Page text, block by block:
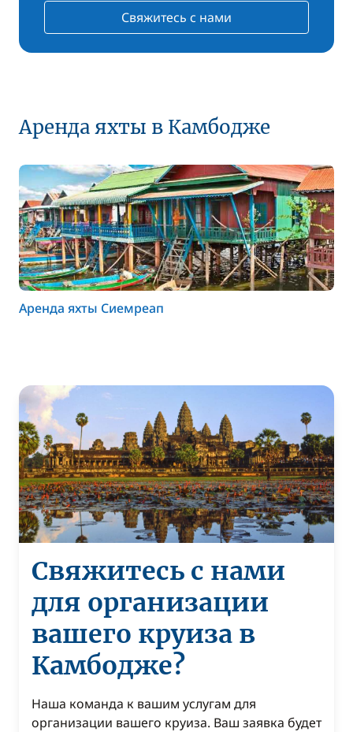
Свяжитесь с нами
Аренда яхты в Камбодже
Аренда яхты Сиемреап
Свяжитесь с нами
для организации
вашего круиза в
Камбодже?
Наша команда к вашим услугам для
организации вашего круиза. Ваш заявка будет